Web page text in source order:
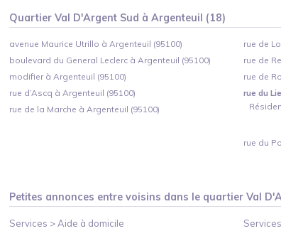
QuartierVal D'Argent Sud àArgenteuil (18)
avenue Maurice Utrillo à Argenteuil (95100)
boulevard du General Leclerc à Argenteuil (95100)
modifier à Argenteuil (95100)
rue d’Ascq à Argenteuil (95100)
rue de la Marche à Argenteuil (95100)
rue de
rue de
rue de
rue du
rue du
Petites annonces entre voisins dans le quartier Val
Services >Aide à domicile